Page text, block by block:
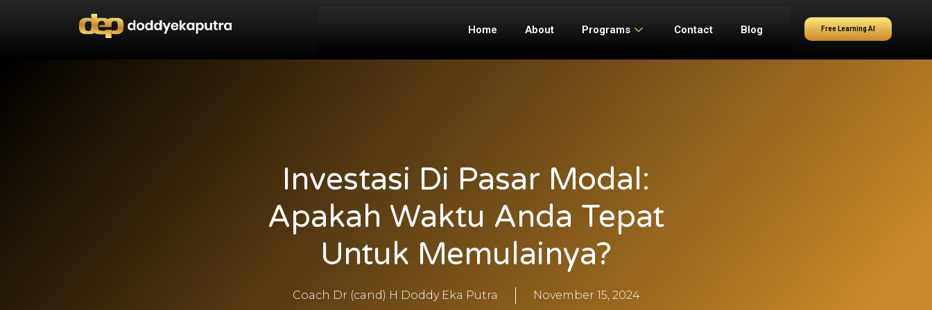
Home About Programs Contact Blog Free Learning AI
Investasi Di Pasar Modal:
Apakah Waktu Anda Tepat
Untuk Memulainya?
Coach Dr (cand) H Doddy Eka Putra November 15, 2024